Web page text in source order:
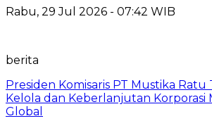
Rabu, 29 Jul 2026 - 07:42 WIB
berita
Presiden Komisaris PT Mustika Ratu
Kelola dan Keberlanjutan Korporasi
Global